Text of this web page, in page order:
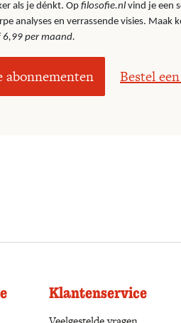
als je dénkt. Op filosofie.nl vind je een
analyses en verrassende visies. Maak
6,99 per maand.
abonnementen Bestel
Klantenservice